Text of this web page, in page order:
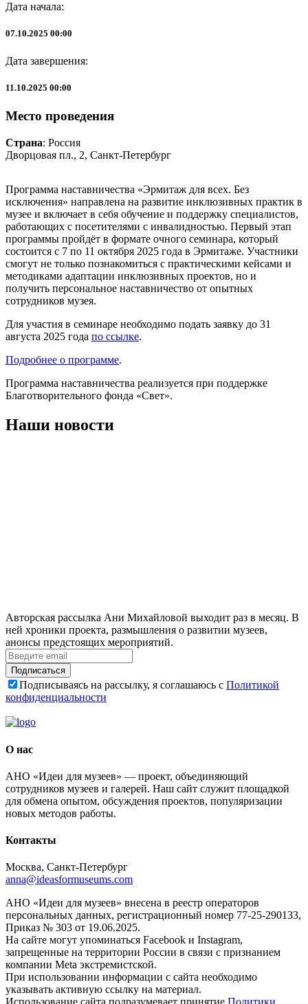
Дата начала:
07.10.2025 00:00
Дата завершения:
11.10.2025 00:00
Место проведения
Страна: Россия
Дворцовая пл., 2, Санкт-Петербург
Программа наставничества «Эрмитаж для всех. Без
исключения» направлена на развитие инклюзивных практик в
музее и включает в себя обучение и поддержку специалистов,
работающих с посетителями с инвалидностью. Первый этап
программы пройдёт в формате очного семинара, который
состоится с 7 по 11 октября 2025 года в Эрмитаже. Участники
смогут не только познакомиться с практическими кейсами и
методиками адаптации инклюзивных проектов, но и
получить персональное наставничество от опытных
сотрудников музея.
Для участия в семинаре необходимо подать заявку до 31
августа 2025 года по ссылке.
Подробнее о программе.
Программа наставничества реализуется при поддержке
Благотворительного фонда «Свет».
Наши новости
Авторская рассылка Ани Михайловой выходит раз в месяц. В
ней хроники проекта, размышления о развитии музеев,
анонсы предстоящих мероприятий.
Подписаться
Подписываясь на рассылку, я соглашаюсь с Политикой
конфиденциальности
О нас
АНО «Идеи для музеев» — проект, объединяющий
сотрудников музеев и галерей. Наш сайт служит площадкой
для обмена опытом, обсуждения проектов, популяризации
новых методов работы.
Контакты
Москва, Санкт-Петербург
anna@ideasformuseums.com
АНО «Идеи для музеев» внесена в реестр операторов
персональных данных, регистрационный номер 77-25-290133,
Приказ № 303 от 19.06.2025.
На сайте могут упоминаться Facebook и Instagram,
запрещенные на территории России в связи с признанием
компании Meta экстремистской.
При использовании информации с сайта необходимо
указывать активную ссылку на материал.